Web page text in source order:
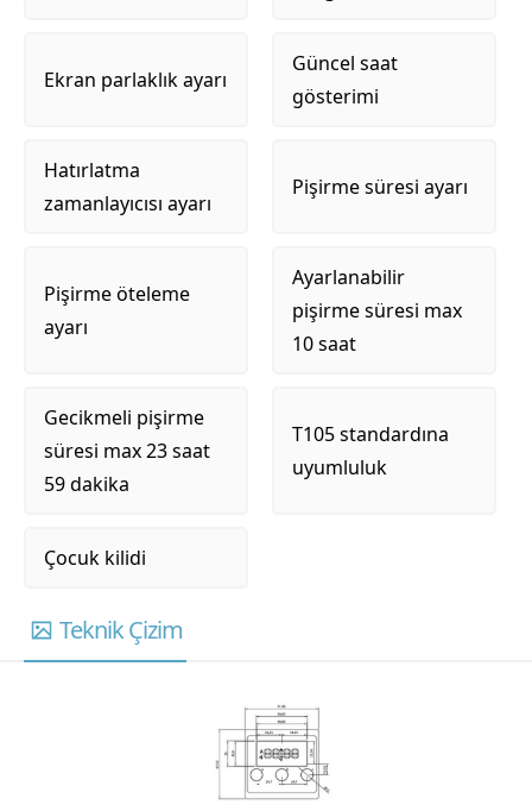
Ekran parlaklık ayarı
Güncel saat
gösterimi
Hatırlatma
zamanlayıcısı ayarı
Pişirme süresi ayarı
Pişirme öteleme
ayarı
Ayarlanabilir
pişirme süresi max
10 saat
Gecikmeli pişirme
süresi max 23 saat
59 dakika
T105 standardına
uyumluluk
Çocuk kilidi
Teknik Çizim